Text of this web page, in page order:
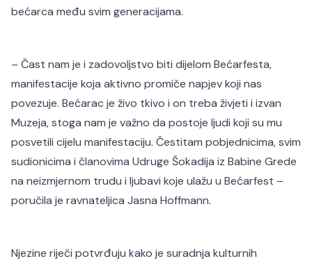
bećarca među svim generacijama.
– Čast nam je i zadovoljstvo biti dijelom Bećarfesta,
manifestacije koja aktivno promiče napjev koji nas
povezuje. Bećarac je živo tkivo i on treba živjeti i izvan
Muzeja, stoga nam je važno da postoje ljudi koji su mu
posvetili cijelu manifestaciju. Čestitam pobjednicima, svim
sudionicima i članovima Udruge Šokadija iz Babine Grede
na neizmjernom trudu i ljubavi koje ulažu u Bećarfest –
poručila je ravnateljica Jasna Hoffmann.
Njezine riječi potvrđuju kako je suradnja kulturnih